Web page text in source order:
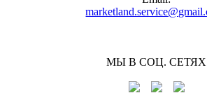
МЫ В СОЦ. СЕТЯХ